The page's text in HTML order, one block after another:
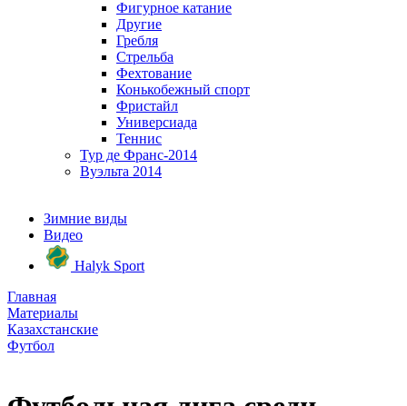
Фигурное катание
Другие
Гребля
Стрельба
Фехтование
Конькобежный спорт
Фристайл
Универсиада
Теннис
Тур де Франс-2014
Вуэльта 2014
Зимние виды
Видео
Halyk Sport
Главная
Материалы
Казахстанские
Футбол